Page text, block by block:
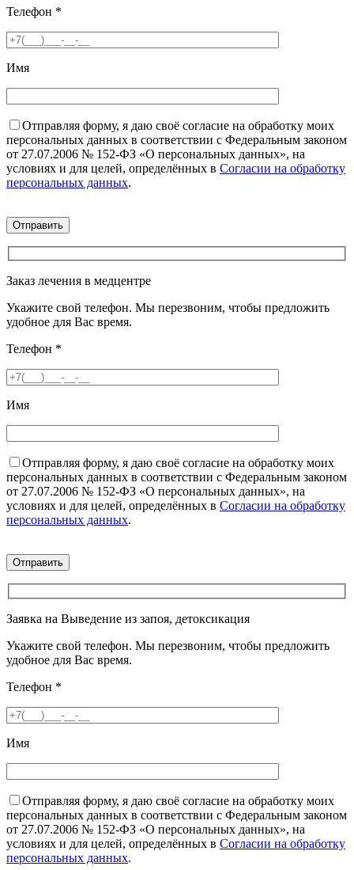
Телефон *
Имя
Отправляя форму, я даю своё согласие на обработку моих
персональных данных в соответствии с Федеральным законом
от 27.07.2006 № 152-ФЗ «О персональных данных», на
условиях и для целей, определённых в Согласии на обработку
персональных данных.
Заказ лечения в медцентре
Укажите свой телефон. Мы перезвоним, чтобы предложить
удобное для Вас время.
Телефон *
Имя
Отправляя форму, я даю своё согласие на обработку моих
персональных данных в соответствии с Федеральным законом
от 27.07.2006 № 152-ФЗ «О персональных данных», на
условиях и для целей, определённых в Согласии на обработку
персональных данных.
Заявка на Выведение из запоя, детоксикация
Укажите свой телефон. Мы перезвоним, чтобы предложить
удобное для Вас время.
Телефон *
Имя
Отправляя форму, я даю своё согласие на обработку моих
персональных данных в соответствии с Федеральным законом
от 27.07.2006 № 152-ФЗ «О персональных данных», на
условиях и для целей, определённых в Согласии на обработку
персональных данных.